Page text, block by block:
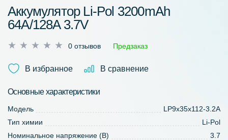
Аккумулятор Li-Pol 3200mAh
64A/128A 3.7V
Оценка
из
0 отзывов Предзаказ
В избранное В сравнение
Основные характеристики
Модель
LP9x35x112-3.2A
Тип химии
Li-Pol
Номинальное напряжение (В)
3.7